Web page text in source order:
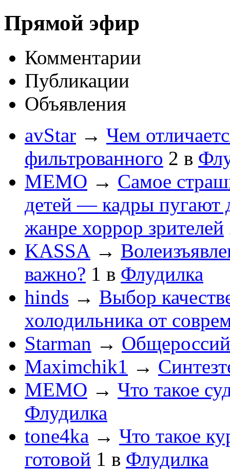
Прямой эфир
Комментарии
Публикации
Объявления
avStar → Чем
фильтрованного 2 в
MEMO → Самое
детей — кадры пугают
жанре хоррор зрителей
KASSA →
важно? 1 в Флудилка
hinds → Выбор
холодильника от
Starman →
Maximchik1 →
MEMO → Что такое
Флудилка
tone4ka → Что такое
готовой 1 в Флудилка